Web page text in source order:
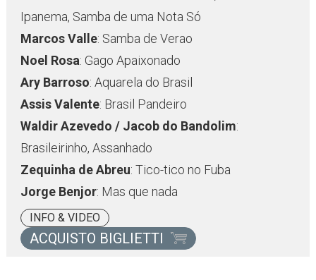
Ipanema, Samba de uma Nota Só
Marcos Valle: Samba de Verao
Noel Rosa: Gago Apaixonado
Ary Barroso: Aquarela do Brasil
Assis Valente: Brasil Pandeiro
Waldir Azevedo / Jacob do Bandolim:
Brasileirinho, Assanhado
Zequinha de Abreu: Tico-tico no Fuba
Jorge Benjor: Mas que nada
INFO & VIDEO
ACQUISTO BIGLIETTI